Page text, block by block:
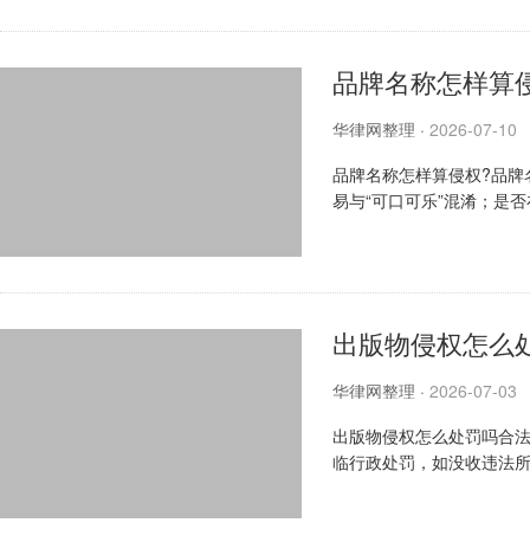
品牌名称怎样算
华律网整理 · 2026-07-10
品牌名称怎样算侵权?品
易与“可口可乐”混淆；是
出版物侵权怎么
华律网整理 · 2026-07-03
出版物侵权怎么处罚吗合
临行政处罚，如没收违法